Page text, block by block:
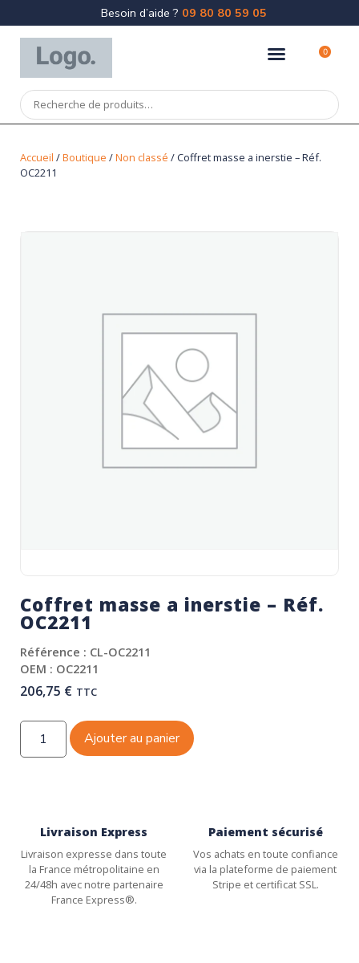
Besoin d’aide ? 09 80 80 59 05
0
Accueil /Boutique /Non classé / Coffret masse a inerstie – Réf.
OC2211
Coffret masse a inerstie – Réf.
OC2211
Référence : CL-OC2211
OEM : OC2211
206,75 € TTC
Ajouter au panier
Livraison Express
Livraison expresse dans toute
la France métropolitaine en
24/48h avec notre partenaire
France Express®.
Paiement sécurisé
Vos achats en toute confiance
via la plateforme de paiement
Stripe et certificat SSL.